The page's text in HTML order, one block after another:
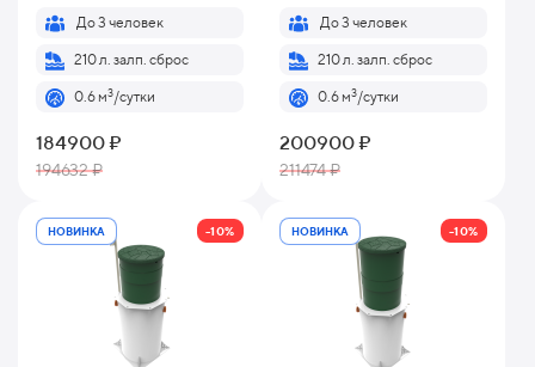
До 3 человек
210 л. залп. сброс
0.6 м3/сутки
184900 ₽
194632 ₽
До 3 человек
210 л. залп. сброс
0.6 м3/сутки
200900 ₽
211474 ₽
НОВИНКА -10% НОВИНКА -10%